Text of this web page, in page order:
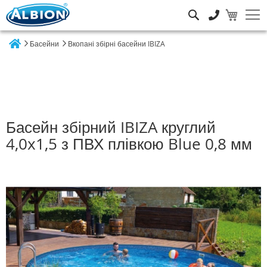
Басейни Вкопані збірні басейни IBIZA
Басейн збірний IBIZA круглий
4,0x1,5 з ПВХ плівкою Blue 0,8 мм
Перейти
до
кінця
галереї
зображень